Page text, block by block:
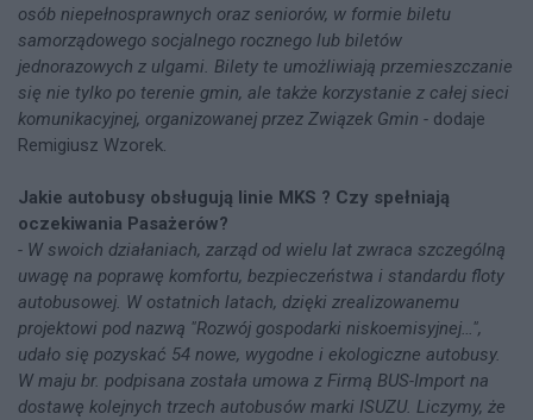
osób niepełnosprawnych oraz seniorów, w formie biletu
samorządowego socjalnego rocznego lub biletów
jednorazowych z ulgami. Bilety te umożliwiają przemieszczanie
się nie tylko po terenie gmin, ale także korzystanie z całej sieci
komunikacyjnej, organizowanej przez Związek Gmin - dodaje
Remigiusz Wzorek.
Jakie autobusy obsługują linie MKS ? Czy spełniają
oczekiwania Pasażerów?
- W swoich działaniach, zarząd od wielu lat zwraca szczególną
uwagę na poprawę komfortu, bezpieczeństwa i standardu floty
autobusowej. W ostatnich latach, dzięki zrealizowanemu
projektowi pod nazwą "Rozwój gospodarki niskoemisyjnej…",
udało się pozyskać 54 nowe, wygodne i ekologiczne autobusy.
W maju br. podpisana została umowa z Firmą BUS-Import na
dostawę kolejnych trzech autobusów marki ISUZU. Liczymy, że